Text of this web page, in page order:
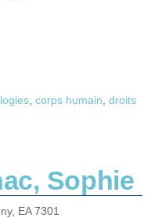
, corps humain, droits
Sophie
EA 7301